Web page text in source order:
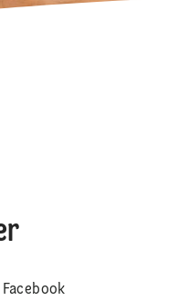
Facebook